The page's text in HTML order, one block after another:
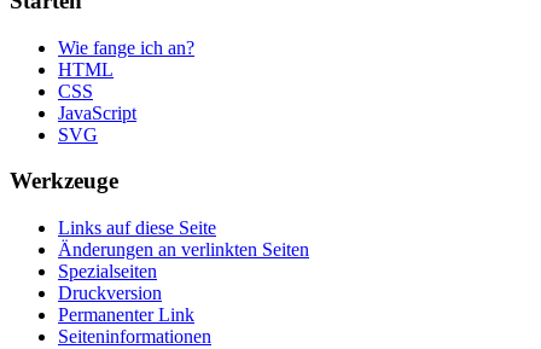
Wie fange ich an?
HTML
CSS
JavaScript
SVG
Werkzeuge
Links auf diese Seite
Änderungen an verlinkten Seiten
Spezialseiten
Druckversion
Permanenter Link
Seiten­informationen